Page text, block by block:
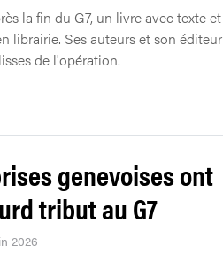
la fin du G7, un livre avec texte et
librairie. Ses auteurs et son éditeur
de l'opération.
genevoises ont
tribut au G7
2026